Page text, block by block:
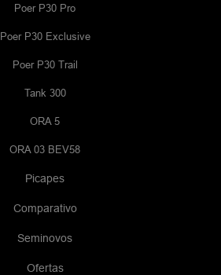
Poer P30 Pro
Poer P30 Exclusive
Poer P30 Trail
Tank 300
ORA 5
ORA 03 BEV58
Picapes
Comparativo
Seminovos
Ofertas